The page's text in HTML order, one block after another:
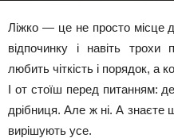
Ліжко — це не просто місце
відпочинку і навіть
любить чіткість і порядок, а
І от стоїш перед питанням:
дрібниця. Але ж ні. А знаєте
вирішують усе.